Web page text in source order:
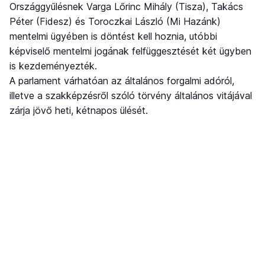
Országgyűlésnek Varga Lőrinc Mihály (Tisza), Takács
Péter (Fidesz) és Toroczkai László (Mi Hazánk)
mentelmi ügyében is döntést kell hoznia, utóbbi
képviselő mentelmi jogának felfüggesztését két ügyben
is kezdeményezték.
A parlament várhatóan az általános forgalmi adóról,
illetve a szakképzésről szóló törvény általános vitájával
zárja jövő heti, kétnapos ülését.